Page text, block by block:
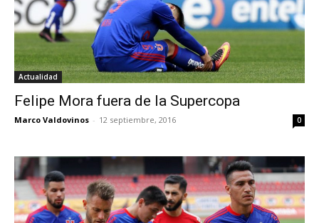
Actualidad
Felipe Mora fuera de la Supercopa
Marco Valdovinos - 12 septiembre, 2016 0